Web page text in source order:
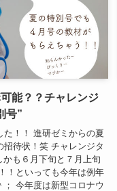
能？？チャレンジ
号”
た！！ 進研ゼミからの夏
招待状！笑 チャレンジタ
かも６月下旬と７月上旬
！といっても今年は例年
； 今年度は新型コロナウ